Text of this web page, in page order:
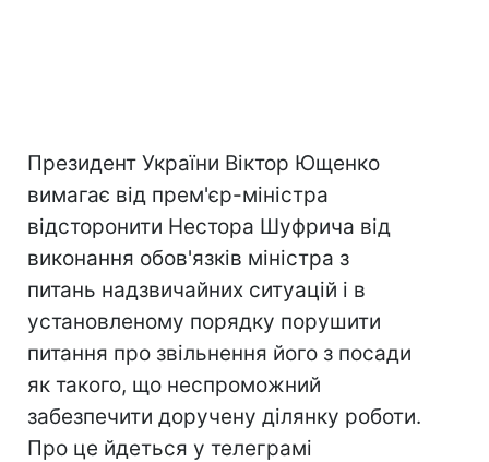
Президент України Віктор Ющенко
вимагає від прем'єр-міністра
відсторонити Нестора Шуфрича від
виконання обов'язків міністра з
питань надзвичайних ситуацій і в
установленому порядку порушити
питання про звільнення його з посади
як такого, що неспроможний
забезпечити доручену ділянку роботи.
Про це йдеться у телеграмі